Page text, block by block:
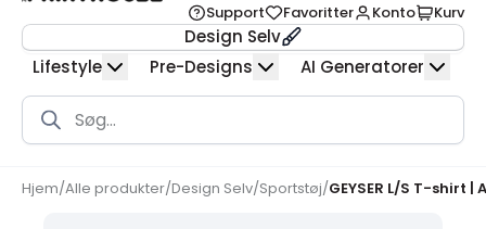
Support Favoritter Konto Kurv
Design Selv
Lifestyle
Pre-Designs AI Generatorer
Products
search
Hjem/Alle produkter/Design Selv/Sportstøj/GEYSER L/S T-shirt |